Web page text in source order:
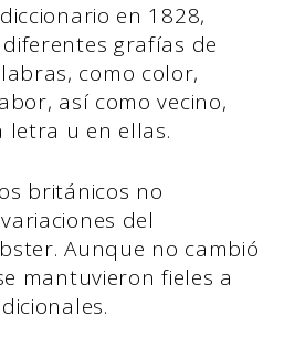
en 1828,
grafías de
como color,
así como vecino,
letra u en ellas.
británicos no
del
Aunque no cambió
mantuvieron fieles a